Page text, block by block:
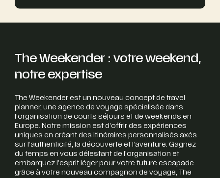
The Weekender : votre weekend,
notre expertise
The Weekender est un nouveau concept de travel
planner, une agence de voyage spécialisée dans
l’organisation de courts séjours et de weekends en
Europe. Notre mission est d’offrir des expériences
uniques en créant des itinéraires personnalisés axés
sur l’authenticité, la découverte et l’aventure. Gagnez
du temps en vous délestant de l’organisation et
embarquez l’esprit léger pour votre future escapade
grâce à votre nouveau compagnon de voyage, The